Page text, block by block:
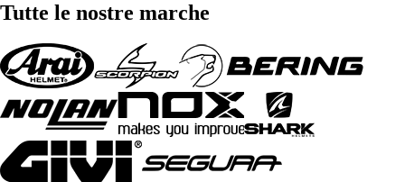
Tutte le nostre marche